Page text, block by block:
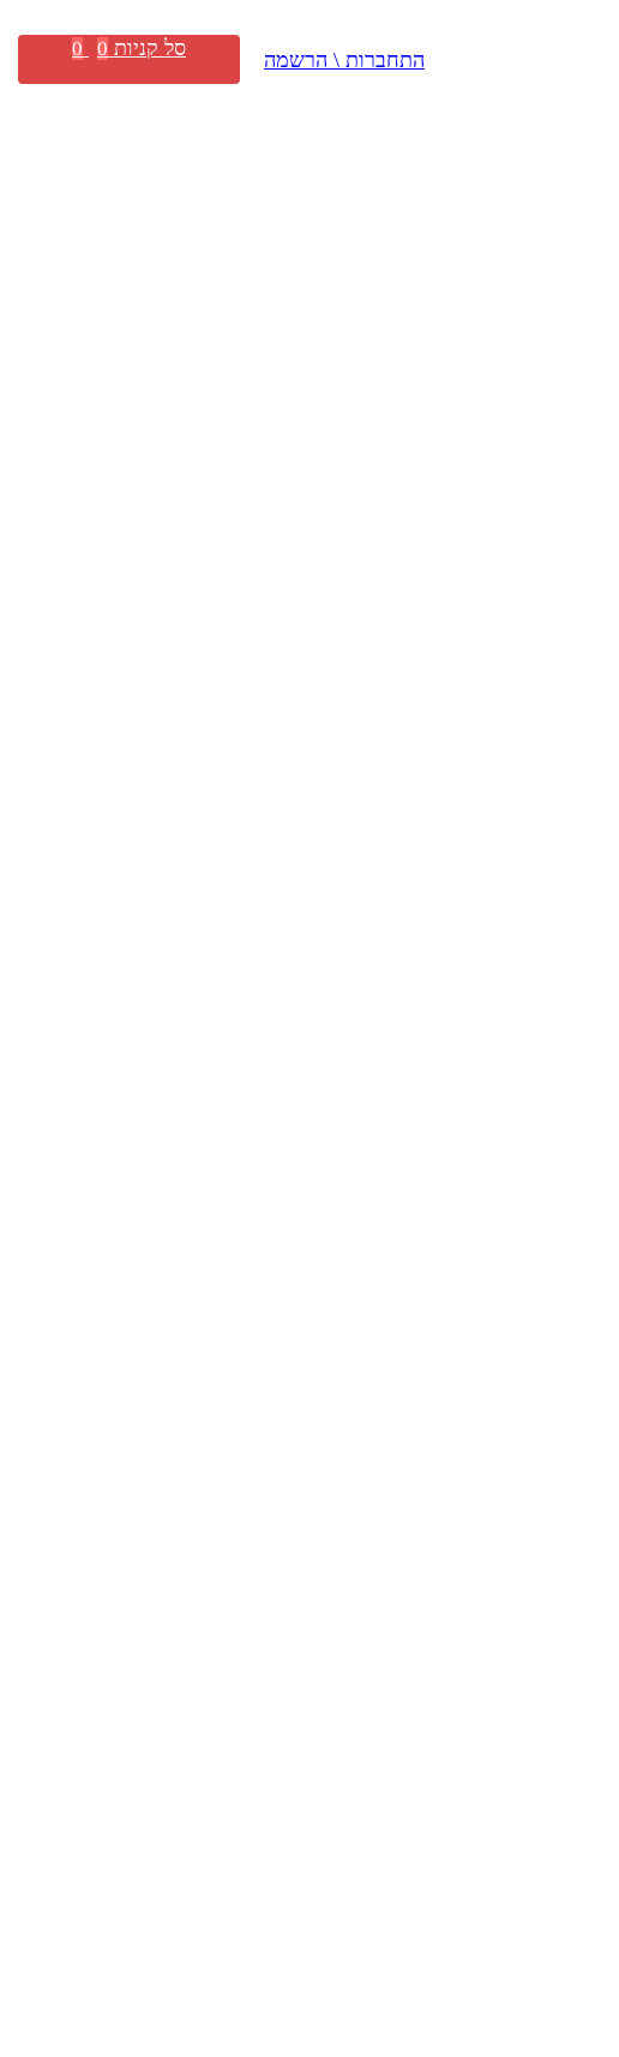
התחברות \ הרשמה סל קניות 0
0